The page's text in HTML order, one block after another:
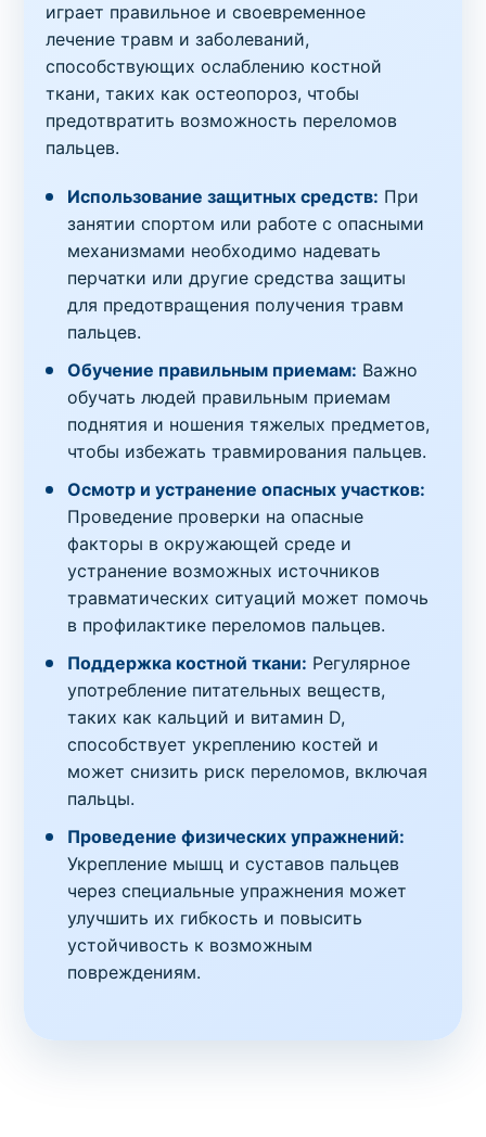
играет правильное и своевременное
лечение травм и заболеваний,
способствующих ослаблению костной
ткани, таких как остеопороз, чтобы
предотвратить возможность переломов
пальцев.
Использование защитных средств: При
занятии спортом или работе с опасными
механизмами необходимо надевать
перчатки или другие средства защиты
для предотвращения получения травм
пальцев.
Обучение правильным приемам: Важно
обучать людей правильным приемам
поднятия и ношения тяжелых предметов,
чтобы избежать травмирования пальцев.
Осмотр и устранение опасных участков:
Проведение проверки на опасные
факторы в окружающей среде и
устранение возможных источников
травматических ситуаций может помочь
в профилактике переломов пальцев.
Поддержка костной ткани: Регулярное
употребление питательных веществ,
таких как кальций и витамин D,
способствует укреплению костей и
может снизить риск переломов, включая
пальцы.
Проведение физических упражнений:
Укрепление мышц и суставов пальцев
через специальные упражнения может
улучшить их гибкость и повысить
устойчивость к возможным
повреждениям.